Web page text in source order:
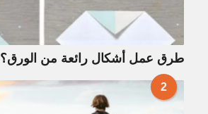
طرق عمل أشكال رائعة من الورق؟
2